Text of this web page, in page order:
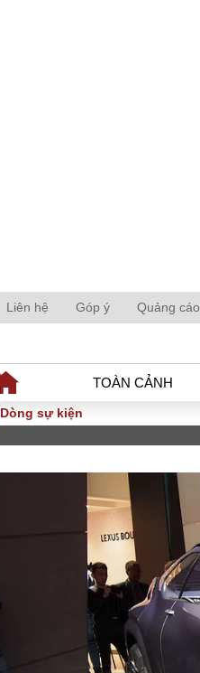
Liên hệ Góp ý Quảng cáo
TOÀN CẢNH
TOÀN CẢNH
Chính sách
Sự kiện
Thế giới
Dòng sự kiện